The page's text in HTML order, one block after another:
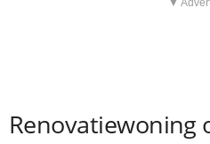
▼
Renovatiewoning